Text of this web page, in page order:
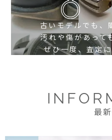
古いモデルでも、
汚れや傷があって
ぜひ一度、査定
最